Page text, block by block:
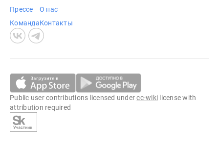
Прессе
Команда
О нас
Контакты
Public user contributions licensed undercc-wiki license with
attribution required